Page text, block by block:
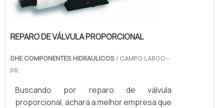
REPARO DE VÁLVULA PROPORCIONAL
DHE COMPONENTES HIDRAULICOS / CAMPO LARGO -
PR
Buscando por reparo de válvula
proporcional, achará a melhor empresa que